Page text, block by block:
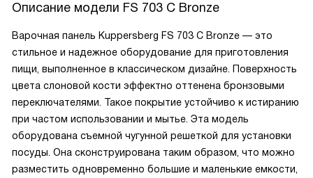
Описание модели FS 703 C Bronze
Варочная панель Kuppersberg FS 703 C Bronze — это
стильное и надежное оборудование для приготовления
пищи, выполненное в классическом дизайне. Поверхность
цвета слоновой кости эффектно оттенена бронзовыми
переключателями. Такое покрытие устойчиво к истиранию
при частом использовании и мытье. Эта модель
оборудована съемной чугунной решеткой для установки
посуды. Она сконструирована таким образом, что можно
разместить одновременно большие и маленькие емкости,